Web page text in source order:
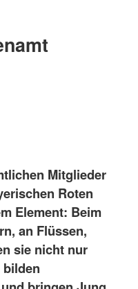
Mitglieder
Roten
Element: Beim
an Flüssen,
sie nicht nur
bilden